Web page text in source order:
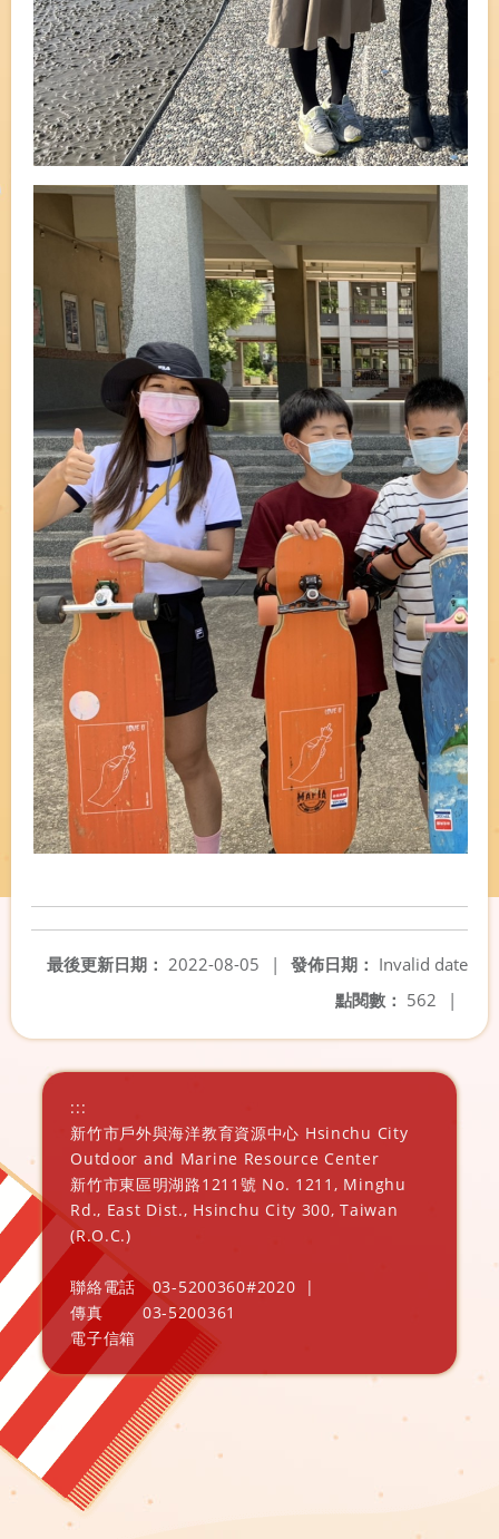
發佈日期： Invalid date
最後更新日期： 2022-08-05
|
點閱數： 562 |
:::
新竹市戶外與海洋教育資源中心 Hsinchu City
Outdoor and Marine Resource Center
新竹市東區明湖路1211號 No. 1211, Minghu
Rd., East Dist., Hsinchu City 300, Taiwan
(R.O.C.)
聯絡電話 03-5200360#2020
|
傳真
03-5200361
電子信箱